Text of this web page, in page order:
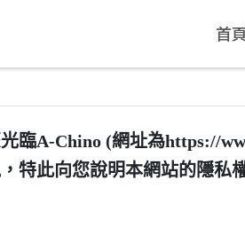
首頁
臨A-Chino (網址為https://
特此向您說明本網站的隱私